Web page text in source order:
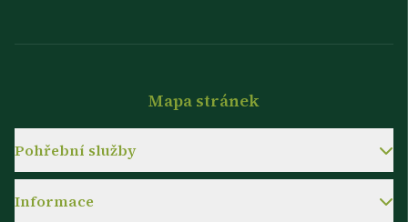
Mapa stránek
Pohřební služby
Informace